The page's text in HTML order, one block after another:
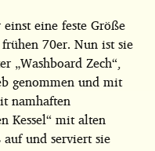
eine feste Größe
70er. Nun ist sie
„Washboard Zech“,
genommen und mit
namhaften
Kessel“ mit alten
und serviert sie